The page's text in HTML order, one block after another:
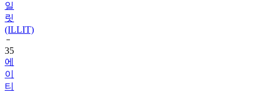
일
릿
(ILLIT)
35
에
이
티